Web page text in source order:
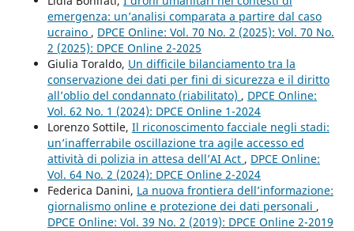
emergenza: un’analisi comparata a partire dal caso
ucraino , DPCE Online: Vol. 70 No. 2 (2025): Vol. 70 No.
2 (2025): DPCE Online 2-2025
Giulia Toraldo, Un difficile bilanciamento tra la
conservazione dei dati per fini di sicurezza e il diritto
all’oblio del condannato (riabilitato) , DPCE Online:
Vol. 62 No. 1 (2024): DPCE Online 1-2024
Lorenzo Sottile, Il riconoscimento facciale negli stadi:
un’inafferrabile oscillazione tra agile accesso ed
attività di polizia in attesa dell’AI Act , DPCE Online:
Vol. 64 No. 2 (2024): DPCE Online 2-2024
Federica Danini, La nuova frontiera dell’informazione:
giornalismo online e protezione dei dati personali ,
DPCE Online: Vol. 39 No. 2 (2019): DPCE Online 2-2019